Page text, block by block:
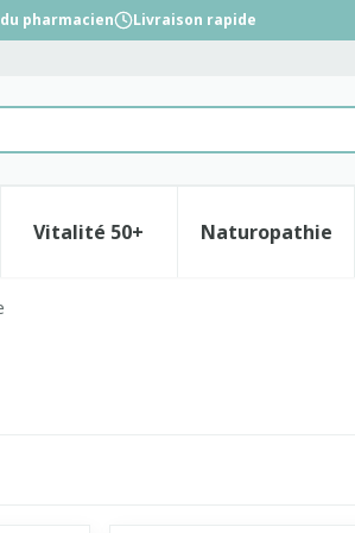
pharmacien Livraison rapide
et hygiène
catégorie Régime, alimentation &
sous-menu pour la catégorie
Vitalité 50+Afficher le sous-menu pour
Naturopathie
Afficher